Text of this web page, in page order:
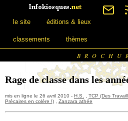
le site éditions & lieux
classements thèmes
Rage de classe dans les
mis en ligne le 26 avril 2010 - H.S.
TCP (Des
Précaires en colère !)
Zanzara athée